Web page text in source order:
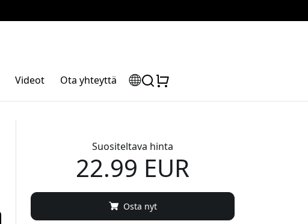
Videot Ota yhteyttä
Suositeltava hinta
22.99 EUR
Osta nyt